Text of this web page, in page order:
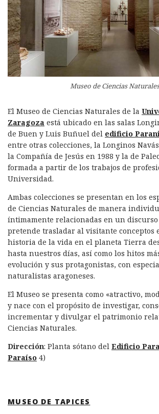
Museo de Ciencias Naturales
El Museo de Ciencias Naturales de la
Zaragoza está ubicado en las salas
de Buen y Luis Buñuel del edificio
entre otras colecciones, la Longinos
la Compañía de Jesús en 1988 y la de
formada a partir de los trabajos de
Universidad.
Ambas colecciones se presentan en los
de Ciencias Naturales de manera
íntimamente relacionadas en un
pretende trasladar al visitante conceptos
historia de la vida en el planeta Tierra
hasta nuestros días, así como los hitos
evolución y sus protagonistas, con
naturalistas aragoneses.
El Museo se presenta como «atractivo,
y nace con el propósito de investigar,
incrementar y divulgar el patrimonio
Ciencias Naturales.
Dirección: Planta sótano del Edificio
Paraíso 4)
MUSEO DE TAPICES